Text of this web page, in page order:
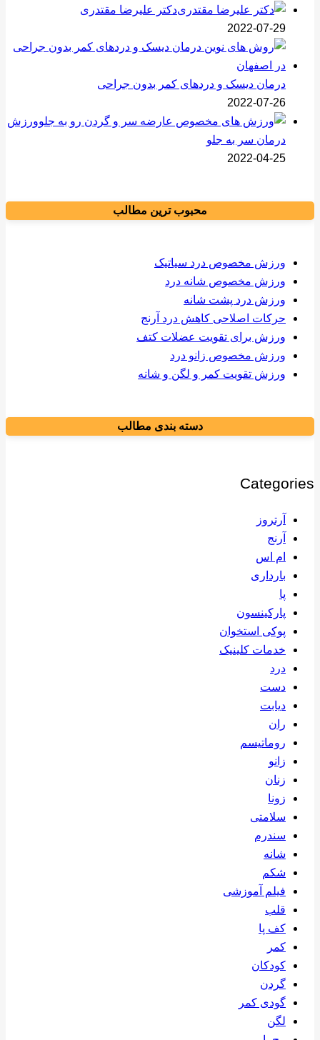
دکتر علیرضا مقتدری
2022-07-29
درمان دیسک و دردهای کمر بدون جراحی
2022-07-26
ورزش
درمان سر به جلو
2022-04-25
محبوب ترین مطالب
ورزش مخصوص درد سیاتیک
ورزش مخصوص شانه درد
ورزش درد پشت شانه
حرکات اصلاحی کاهش درد آرنج
ورزش برای تقویت عضلات کتف
ورزش مخصوص زانو درد
ورزش تقویت کمر و لگن و شانه
دسته بندی مطالب
Categories
آرتروز
آرنج
ام اس
بارداری
پا
پارکینسون
پوکی استخوان
خدمات کلینیک
درد
دست
دیابت
ران
روماتیسم
زانو
زنان
زونا
سلامتی
سندرم
شانه
شکم
فیلم آموزشی
قلب
کف پا
کمر
کودکان
گردن
گودی کمر
لگن